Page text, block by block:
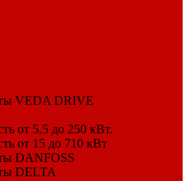
VEDA DRIVE
от 5,5 до 250 кВт.
от 15 до 710 кВт
DANFOSS
DELTA